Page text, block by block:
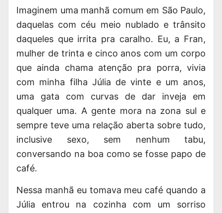
Imaginem uma manhã comum em São Paulo,
daquelas com céu meio nublado e trânsito
daqueles que irrita pra caralho. Eu, a Fran,
mulher de trinta e cinco anos com um corpo
que ainda chama atenção pra porra, vivia
com minha filha Júlia de vinte e um anos,
uma gata com curvas de dar inveja em
qualquer uma. A gente mora na zona sul e
sempre teve uma relação aberta sobre tudo,
inclusive sexo, sem nenhum tabu,
conversando na boa como se fosse papo de
café.
Nessa manhã eu tomava meu café quando a
Júlia entrou na cozinha com um sorriso